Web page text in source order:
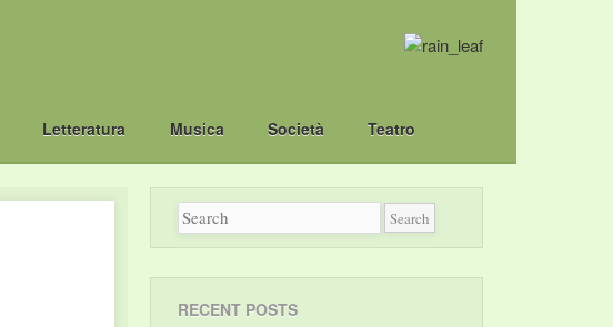
Letteratura Musica Società Teatro
RECENT POSTS